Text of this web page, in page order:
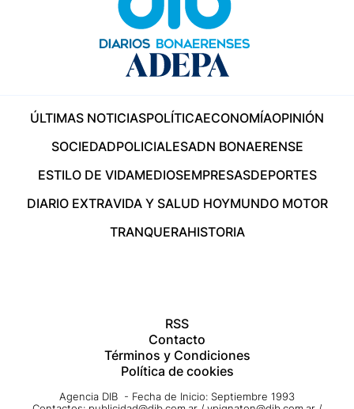
ÚLTIMAS NOTICIASPOLÍTICAECONOMÍAOPINIÓN
SOCIEDADPOLICIALESADN BONAERENSE
ESTILO DE VIDAMEDIOSEMPRESASDEPORTES
DIARIO EXTRAVIDA Y SALUD HOYMUNDO MOTOR
TRANQUERAHISTORIA
RSS
Contacto
Términos y Condiciones
Política de cookies
Agencia DIB - Fecha de Inicio: Septiembre 1993